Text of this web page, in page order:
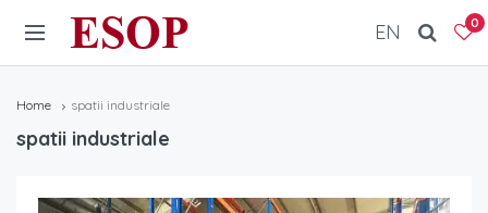
ESOP 0
EN
Home spatii industriale
spatii industriale